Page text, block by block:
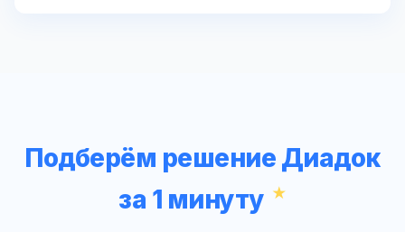
Подберём решение Диадок
за 1 минуту